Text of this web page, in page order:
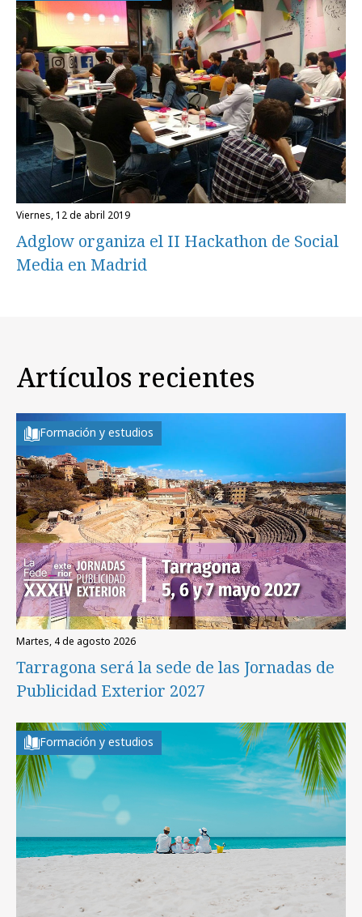
viernes, 12 de abril 2019
Adglow organiza el II Hackathon de Social
Media en Madrid
Artículos recientes
Formación y estudios
martes, 4 de agosto 2026
Tarragona será la sede de las Jornadas de
Publicidad Exterior 2027
Formación y estudios